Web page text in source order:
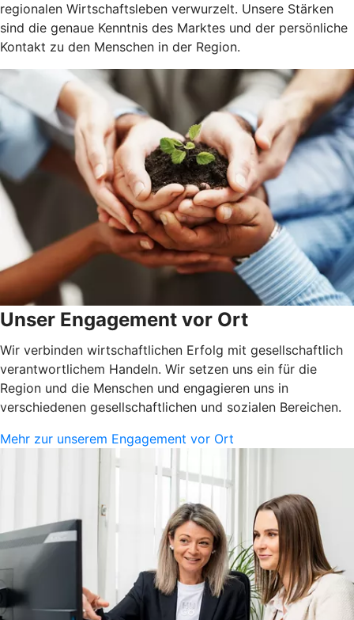
regionalen Wirtschaftsleben verwurzelt. Unsere Stärken
sind die genaue Kenntnis des Marktes und der persönliche
Kontakt zu den Menschen in der Region.
Unser Engagement vor Ort
Wir verbinden wirtschaftlichen Erfolg mit gesellschaftlich
verantwortlichem Handeln. Wir setzen uns ein für die
Region und die Menschen und engagieren uns in
verschiedenen gesellschaftlichen und sozialen Bereichen.
Mehr zur unserem Engagement vor Ort